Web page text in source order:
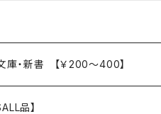
これ
エッセイ 戯曲（日本人作家）
きこと
これ
・新書 【￥200～400】
品】